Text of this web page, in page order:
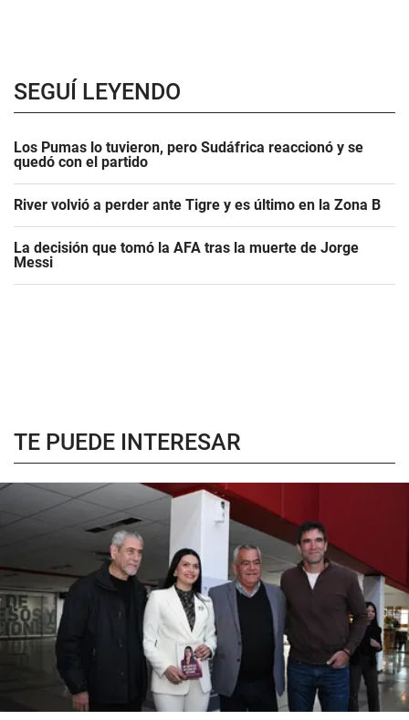
SEGUÍ LEYENDO
Los Pumas lo tuvieron, pero Sudáfrica reaccionó y se
quedó con el partido
River volvió a perder ante Tigre y es último en la Zona B
La decisión que tomó la AFA tras la muerte de Jorge
Messi
TE PUEDE INTERESAR